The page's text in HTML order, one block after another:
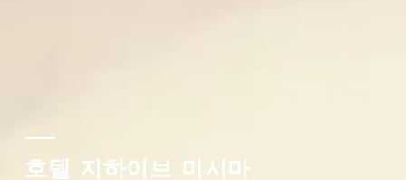
호텔 지하이브 미시마